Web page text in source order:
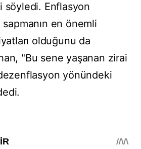
söyledi. Enflasyon
en önemli
olduğunu da
"Bu sene yaşanan zirai
yönündeki